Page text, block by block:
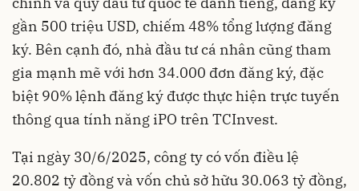
gần 500 triệu USD, chiếm 48% tổng lượng đăng
ký. Bên cạnh đó, nhà đầu tư cá nhân cũng tham
gia mạnh mẽ với hơn 34.000 đơn đăng ký, đặc
biệt 90% lệnh đăng ký được thực hiện trực tuyến
thông qua tính năng iPO trên TCInvest.
Tại ngày 30/6/2025, công ty có vốn điều lệ
20.802 tỷ đồng và vốn chủ sở hữu 30.063 tỷ đồng,